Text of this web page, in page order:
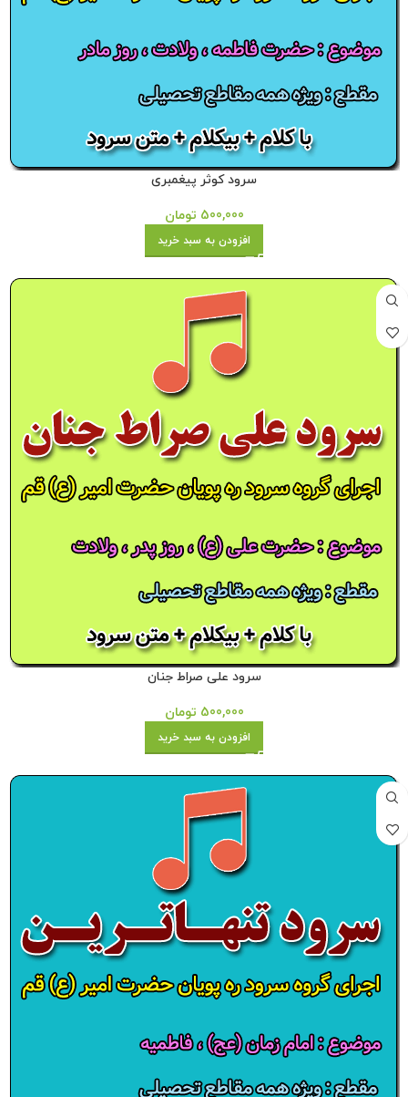
سرود کوثر پیغمبری
500,000 تومان
افزودن به سبد خرید
سرود علی صراط جنان
500,000 تومان
افزودن به سبد خرید